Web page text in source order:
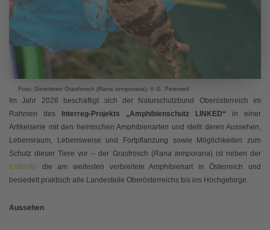
Foto: Geretteter Grasfrosch (Rana temporaria); © G. Peterseil
Im Jahr 2026 beschäftigt sich der Naturschutzbund Oberösterreich im
Rahmen des Interreg-Projekts „Amphibienschutz LINKED“ in einer
Artikelserie mit den heimischen Amphibienarten und stellt deren Aussehen,
Lebensraum, Lebensweise und Fortpflanzung sowie Möglichkeiten zum
Schutz dieser Tiere vor – der Grasfrosch (Rana temporaria) ist neben der
Erdkröte die am weitesten verbreitete Amphibienart in Österreich und
besiedelt praktisch alle Landesteile Oberösterreichs bis ins Hochgebirge.
Aussehen